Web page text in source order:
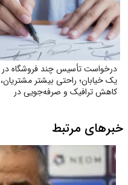
درخواست تأسیس چند فروشگاه در
یک خیابان؛ راحتی بیشتر مشتریان،
کاهش ترافیک و صرفه‌جویی در
خبرهای مرتبط